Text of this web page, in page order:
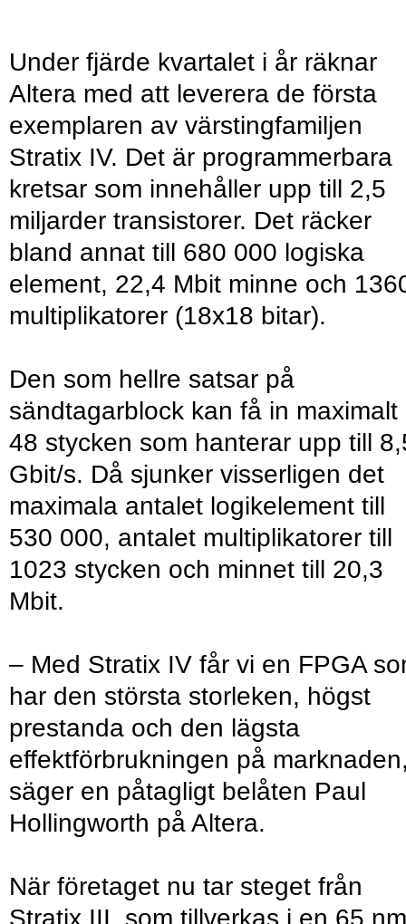
Under fjärde kvartalet i år räknar
Altera med att leverera de första
exemplaren av värstingfamiljen
Stratix IV. Det är programmerbara
kretsar som innehåller upp till 2,5
miljarder transistorer. Det räcker
bland annat till 680 000 logiska
element, 22,4 Mbit minne och
multiplikatorer (18x18 bitar).
Den som hellre satsar på
sändtagarblock kan få in maximalt
48 stycken som hanterar upp till
Gbit/s. Då sjunker visserligen det
maximala antalet logikelement till
530 000, antalet multiplikatorer till
1023 stycken och minnet till 20,3
Mbit.
– Med Stratix IV får vi en FPGA
har den största storleken, högst
prestanda och den lägsta
effektförbrukningen på
säger en påtagligt belåten Paul
Hollingworth på Altera.
När företaget nu tar steget från